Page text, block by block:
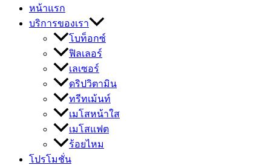
หน้าแรก
บริการของเรา
โบท็อกซ์
ฟิลเลอร์
เลเซอร์
ดริปวิตามิน
ทรีทเม้นท์
เมโสหน้าใส
เมโสแฟต
ร้อยไหม
โปรโมชั่น